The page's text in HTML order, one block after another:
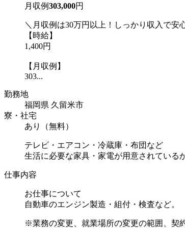
月収例303,000円
＼月収例は30万円以上！しっかり収入で安
【時給】
1,400円
【月収例】
303...
勤務地
福岡県 久留米市
寮・社宅
あり（無料）
テレビ・エアコン・冷蔵庫・布団など
生活に必要な家具・家電が用意されている
仕事内容
お仕事について
自動車のエンジン製造・組付・検査など。
※業務の変更、就業場所の変更の範囲、契